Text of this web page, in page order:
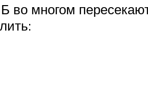
многом